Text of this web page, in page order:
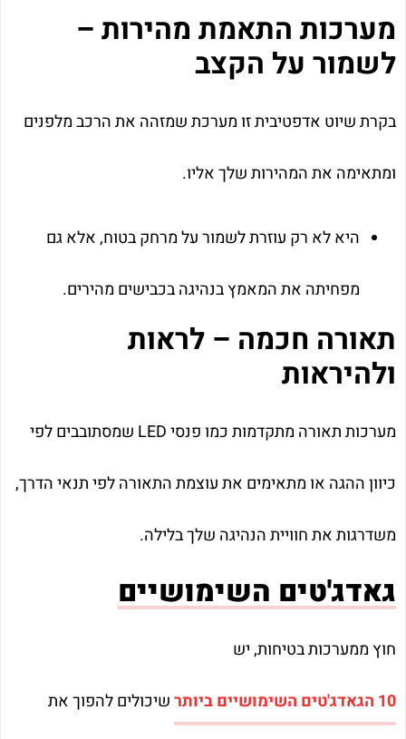
מערכות התאמת מהירות –
לשמור על הקצב
בקרת שיוט אדפטיבית זו מערכת שמזהה את הרכב מלפנים
ומתאימה את המהירות שלך אליו.
היא לא רק עוזרת לשמור על מרחק בטוח, אלא גם
מפחיתה את המאמץ בנהיגה בכבישים מהירים.
תאורה חכמה – לראות
ולהיראות
מערכות תאורה מתקדמות כמו פנסי LED שמסתובבים לפי
כיוון ההגה או מתאימים את עוצמת התאורה לפי תנאי הדרך,
משדרגות את חוויית הנהיגה שלך בלילה.
גאדג'טים השימושיים
חוץ ממערכות בטיחות, יש
10 הגאדג'טים השימושיים ביותר שיכולים להפוך את